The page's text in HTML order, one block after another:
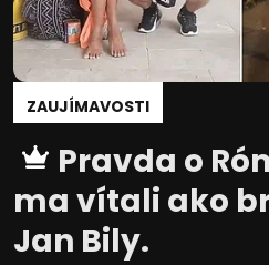
ZAUJÍMAVOSTI
Pravda o
ma vítali ako
Jan Bily.